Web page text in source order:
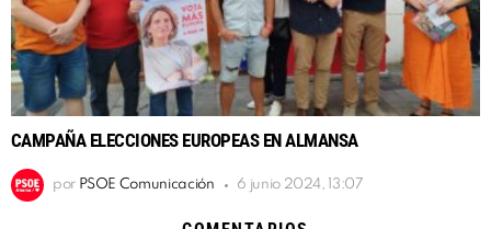
CAMPAÑA ELECCIONES EUROPEAS EN ALMANSA
por PSOE Comunicación 6 junio 2024, 13:07